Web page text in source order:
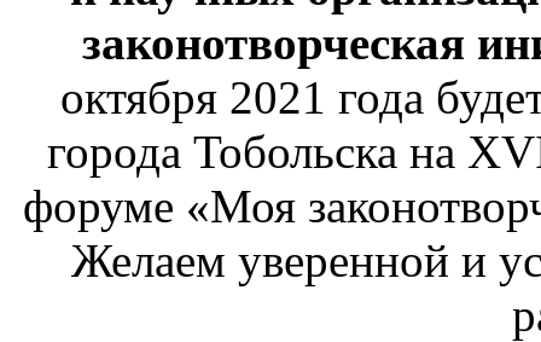
законотворческая
октября 2021 года
города Тобольска на
форуме «Моя
Желаем уверенной и